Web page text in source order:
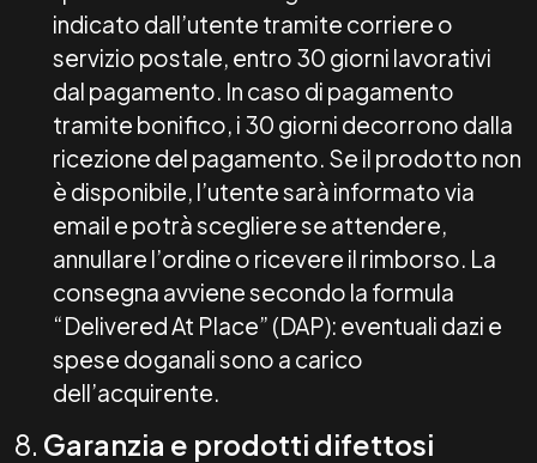
indicato dall’utente tramite corriere o
servizio postale, entro 30 giorni lavorativi
dal pagamento. In caso di pagamento
tramite bonifico, i 30 giorni decorrono dalla
ricezione del pagamento. Se il prodotto non
è disponibile, l’utente sarà informato via
email e potrà scegliere se attendere,
annullare l’ordine o ricevere il rimborso. La
consegna avviene secondo la formula
“Delivered At Place” (DAP): eventuali dazi e
spese doganali sono a carico
dell’acquirente.
8. Garanzia e prodotti difettosi